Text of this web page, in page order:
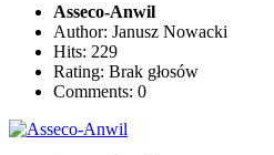
Asseco-Anwil
Author: Janusz Nowacki
Hits: 229
Rating: Brak głosów
Comments: 0